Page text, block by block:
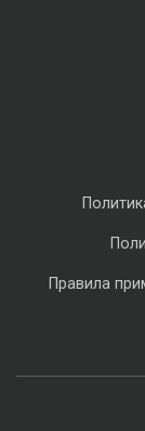
Правила